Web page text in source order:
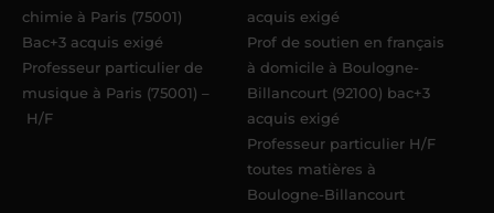
chimie à Paris (75001)
Bac+3 acquis exigé
Professeur particulier de
musique à Paris (75001) –
H/F
acquis exigé
Prof de soutien en français
à domicile à Boulogne-
Billancourt (92100) bac+3
acquis exigé
Professeur particulier H/F
toutes matières à
Boulogne-Billancourt